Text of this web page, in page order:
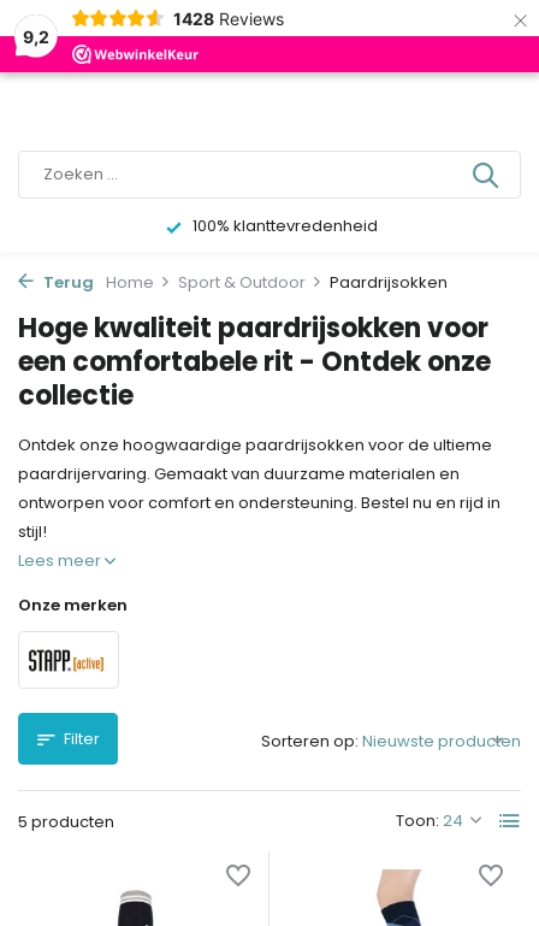
9,2
1428 Reviews ×
0
100% klanttevredenheid
Terug Home Sport & Outdoor Paardrijsokken
Hoge kwaliteit paardrijsokken voor
een comfortabele rit - Ontdek onze
collectie
Ontdek onze hoogwaardige paardrijsokken voor de ultieme
paardrijervaring. Gemaakt van duurzame materialen en
ontworpen voor comfort en ondersteuning. Bestel nu en rijd in
stijl!
Lees meer
Onze merken
Filter
5 producten Toon:
Sorteren op: